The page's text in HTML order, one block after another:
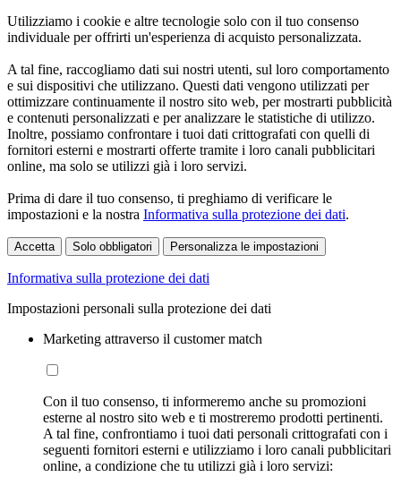
Utilizziamo i cookie e altre tecnologie solo con il tuo consenso
individuale per offrirti un'esperienza di acquisto personalizzata.
A tal fine, raccogliamo dati sui nostri utenti, sul loro comportamento
e sui dispositivi che utilizzano. Questi dati vengono utilizzati per
ottimizzare continuamente il nostro sito web, per mostrarti pubblicità
e contenuti personalizzati e per analizzare le statistiche di utilizzo.
Inoltre, possiamo confrontare i tuoi dati crittografati con quelli di
fornitori esterni e mostrarti offerte tramite i loro canali pubblicitari
online, ma solo se utilizzi già i loro servizi.
Prima di dare il tuo consenso, ti preghiamo di verificare le
impostazioni e la nostra Informativa sulla protezione dei dati.
Accetta Solo obbligatori Personalizza le impostazioni
Informativa sulla protezione dei dati
Impostazioni personali sulla protezione dei dati
Marketing attraverso il customer match
Con il tuo consenso, ti informeremo anche su promozioni
esterne al nostro sito web e ti mostreremo prodotti pertinenti.
A tal fine, confrontiamo i tuoi dati personali crittografati con i
seguenti fornitori esterni e utilizziamo i loro canali pubblicitari
online, a condizione che tu utilizzi già i loro servizi: